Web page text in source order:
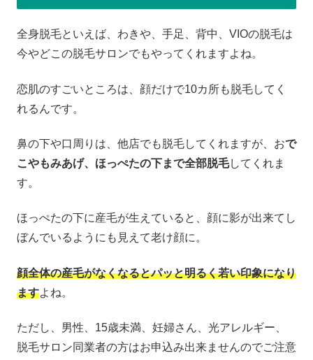
全身脱毛といえば、わきや、手足、背中、VIOの脱毛は
今やどこの脱毛サロンでもやってくれますよね。
恋肌のすごいところは、顔だけで10カ所も脱毛してく
れるんです。
鼻の下や口周りは、他店でも脱毛してくれますが、おで
こやもみあげ、ほっぺたの下まで全部脱毛してくれま
す。
ほっぺたの下に産毛が生えていると、顔に影が出来てし
ぼんでいるようにも見えて老け顔に。
顔全体の産毛がなくなるとパッと明るく若い印象になり
ますよね。
ただし、男性、15歳未満、妊婦さん、光アレルギー、
脱毛サロン同業者の方はお申込み出来ませんのでご注意